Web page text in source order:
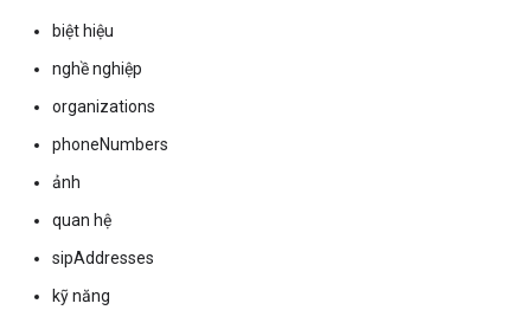
biệt hiệu
nghề nghiệp
organizations
phoneNumbers
ảnh
quan hệ
sipAddresses
kỹ năng